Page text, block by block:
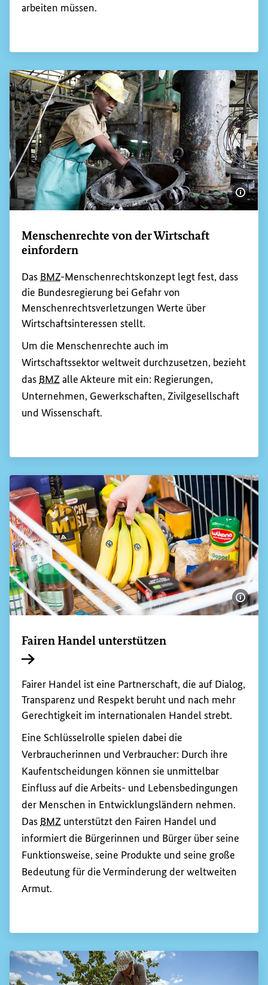
arbeiten müssen.
Menschenrechte von der Wirtschaft
einfordern
Das BMZ-Menschenrechtskonzept legt fest, dass
die Bundesregierung bei Gefahr von
Menschenrechtsverletzungen Werte über
Wirtschaftsinteressen stellt.
Um die Menschenrechte auch im
Wirtschaftssektor weltweit durchzusetzen, bezieht
das BMZalle Akteure mit ein: Regierungen,
Unternehmen, Gewerkschaften, Zivilgesellschaft
und Wissenschaft.
Fairen Handel unterstützen
Fairer Handel ist eine Partnerschaft, die auf Dialog,
Transparenz und Respekt beruht und nach mehr
Gerechtigkeit im internationalen Handel strebt.
Eine Schlüsselrolle spielen dabei die
Verbraucherinnen und Verbraucher: Durch ihre
Kaufentscheidungen können sie unmittelbar
Einfluss auf die Arbeits- und Lebensbedingungen
der Menschen in Entwicklungsländern nehmen.
DasBMZ unterstützt den Fairen Handel und
informiert die Bürgerinnen und Bürger über seine
Funktionsweise, seine Produkte und seine große
Bedeutung für die Verminderung der weltweiten
Armut.